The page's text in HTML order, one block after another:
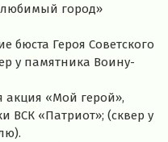
город»
бюста Героя Советского
у памятника Воину-
акция «Мой герой»,
ВСК «Патриот»; (сквер у